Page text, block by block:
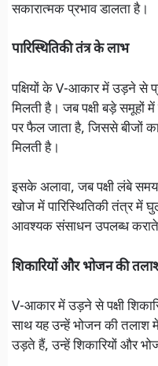
सकारात्मक प्रभाव डालता है।
पारिस्थितिकी तंत्र के लाभ
पक्षियों के V-आकार में उड़ने से
मिलती है। जब पक्षी बड़े समूहों
पर फैल जाता है, जिससे बीजों
मिलती है।
इसके अलावा, जब पक्षी लंबे
खोज में पारिस्थितिकी तंत्र में
आवश्यक संसाधन उपलब्ध
शिकारियों और भोजन की
V-आकार में उड़ने से पक्षी
साथ यह उन्हें भोजन की तलाश
उड़ते हैं, उन्हें शिकारियों और